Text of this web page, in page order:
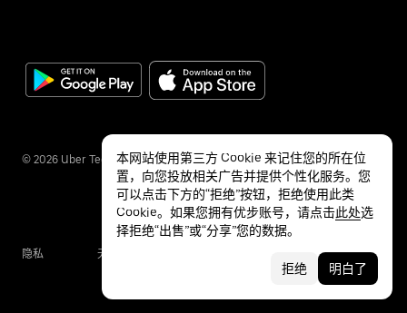
© 2026 Uber Technologies Inc.
隐私 无障碍服务
本网站使用第三方 Cookie 来记住您的所在位
置，向您投放相关广告并提供个性化服务。您
可以点击下方的“拒绝”按钮，拒绝使用此类
Cookie。如果您拥有优步账号，请点击此处选
择拒绝“出售”或“分享”您的数据。
拒绝 明白了